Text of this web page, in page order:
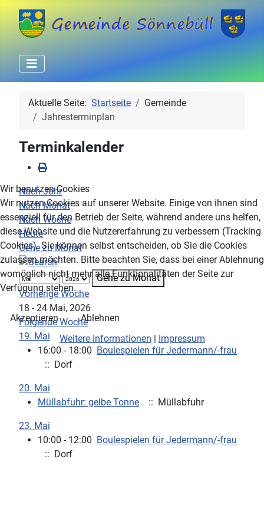
Aktuelle Seite: Startseite
Gemeinde
Jahresterminplan
Terminkalender
Nach Jahr
Nach Monat
Nach Woche
Heute
Gehe zu Monat
Gehe zu Monat
Vorherige Woche
18 - 24 Mai, 2026
Folgende Woche
19. Mai
16:00 - 18:00 Boulespielen für Jedermann/-frau
:: Dorf
20. Mai
Müllabfuhr: gelbe Tonne
:: Müllabfuhr
23. Mai
10:00 - 12:00 Boulespielen für Jedermann/-frau
:: Dorf
Wir benutzen Cookies
Wir nutzen Cookies auf unserer Website. Einige von ihnen sind
essenziell für den Betrieb der Seite, während andere uns helfen,
diese Website und die Nutzererfahrung zu verbessern (Tracking
Cookies). Sie können selbst entscheiden, ob Sie die Cookies
zulassen möchten. Bitte beachten Sie, dass bei einer Ablehnung
womöglich nicht mehr alle Funktionalitäten der Seite zur
Verfügung stehen.
Akzeptieren
Ablehnen
Weitere Informationen | Impressum